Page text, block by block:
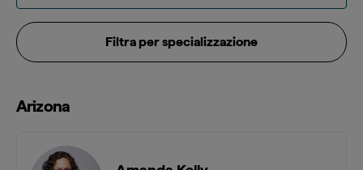
Filtra per specializzazione
Arizona